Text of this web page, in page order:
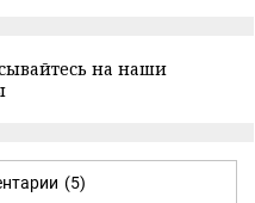
на наши
(5)